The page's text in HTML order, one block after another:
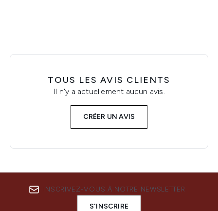
TOUS LES AVIS CLIENTS
Il n'y a actuellement aucun avis.
CRÉER UN AVIS
INSCRIVEZ-VOUS À NOTRE NEWSLETTER
S'INSCRIRE